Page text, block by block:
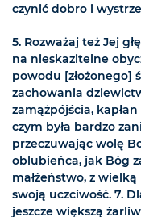
czynić dobro i
5. Rozważaj też Jej
na nieskazitelne
powodu [złożonego]
zachowania
zamążpójścia,
czym była bardzo
przeczuwając wolę
oblubieńca, jak Bóg
małżeństwo, z
swoją uczciwość. 7.
jeszcze większą